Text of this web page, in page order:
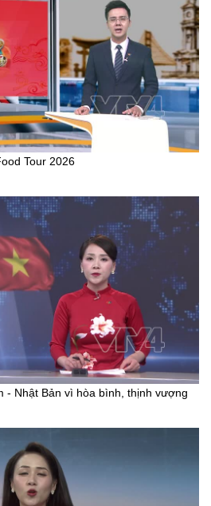
Tour 2026
- Nhật Bản vì hòa bình, thịnh vượng